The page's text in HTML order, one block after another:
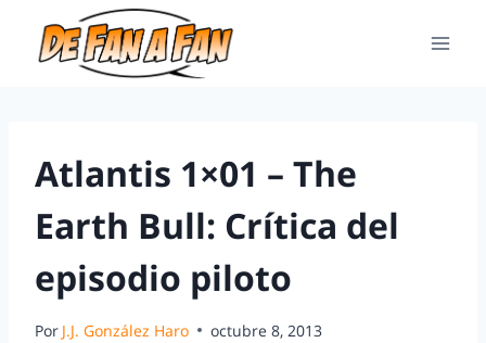
Atlantis 1×01 – The
Earth Bull: Crítica del
episodio piloto
Por J.J. González Haro octubre 8, 2013